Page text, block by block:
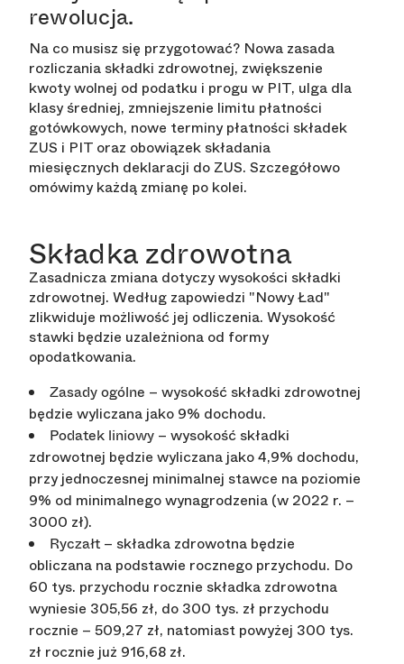
rewolucja.
Na co musisz się przygotować? Nowa zasada
rozliczania składki zdrowotnej, zwiększenie
kwoty wolnej od podatku i progu w PIT, ulga dla
klasy średniej, zmniejszenie limitu płatności
gotówkowych, nowe terminy płatności składek
ZUS i PIT oraz obowiązek składania
miesięcznych deklaracji do ZUS. Szczegółowo
omówimy każdą zmianę po kolei.
Składka zdrowotna
Zasadnicza zmiana dotyczy wysokości składki
zdrowotnej. Według zapowiedzi "Nowy Ład"
zlikwiduje możliwość jej odliczenia. Wysokość
stawki będzie uzależniona od formy
opodatkowania.
Zasady ogólne – wysokość składki zdrowotnej
będzie wyliczana jako 9% dochodu.
Podatek liniowy – wysokość składki
zdrowotnej będzie wyliczana jako 4,9% dochodu,
przy jednoczesnej minimalnej stawce na poziomie
9% od minimalnego wynagrodzenia (w 2022 r. –
3000 zł).
Ryczałt – składka zdrowotna będzie
obliczana na podstawie rocznego przychodu. Do
60 tys. przychodu rocznie składka zdrowotna
wyniesie 305,56 zł, do 300 tys. zł przychodu
rocznie – 509,27 zł, natomiast powyżej 300 tys.
zł rocznie już 916,68 zł.